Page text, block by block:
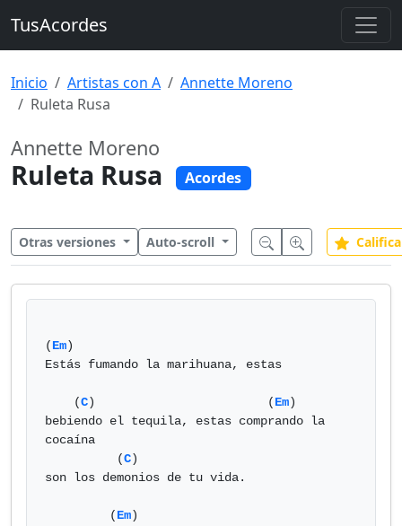
TusAcordes
Inicio Artistas con A
Annette Moreno
Ruleta Rusa
Annette Moreno
Ruleta Rusa Acordes
Otras versiones Auto-scroll
(Em)
Estás fumando la marihuana, estas
    (
C)                        (Em)
bebiendo el tequila, estas comprando la
cocaína
          (
C)
son los demonios de tu vida.
         (
Em)